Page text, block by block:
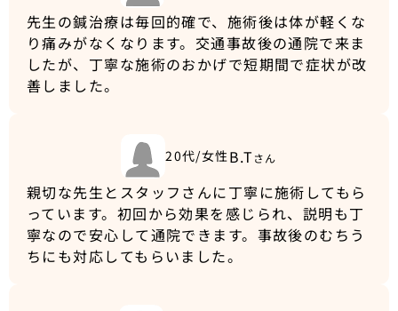
先生の鍼治療は毎回的確で、施術後は体が軽くな
り痛みがなくなります。交通事故後の通院で来ま
したが、丁寧な施術のおかげで短期間で症状が改
善しました。
20代/女性B.T さん
親切な先生とスタッフさんに丁寧に施術してもら
っています。初回から効果を感じられ、説明も丁
寧なので安心して通院できます。事故後のむちう
ちにも対応してもらいました。